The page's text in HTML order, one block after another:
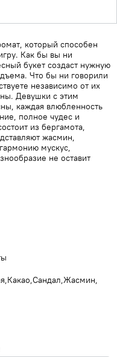
который способен
Как бы вы ни
букет создаст нужную
Что бы ни говорили
независимо от их
Девушки с этим
каждая влюбленность
полное чудес и
из бергамота,
жасмин,
мускус,
не оставит
Какао Сандал Жасмин